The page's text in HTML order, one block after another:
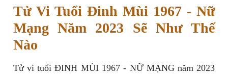
Tử Vi Tuổi Đinh Mùi 1967 - Nữ
Mạng Năm 2023 Sẽ Như Thế
Nào
Tử vi tuổi ĐINH MÙI 1967 - NỮ MẠNG năm 2023